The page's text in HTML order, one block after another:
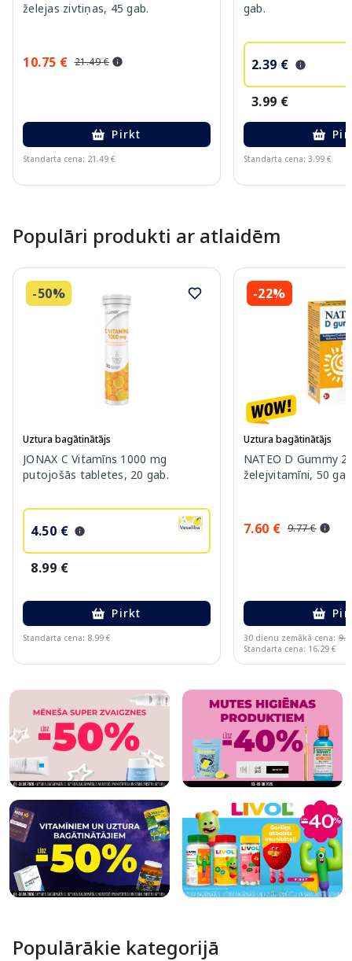
želejas zivtiņas, 45 gab.
10.75 € 21.49 €
Pirkt
Standarta cena: 21.49 €
gab.
2.39 €
3.99 €
Standarta cena: 3.99 €
Populāri produkti ar atlaidēm
-50%
Uztura bagātinātājs
JONAX C Vitamīns 1000 mg
putojošās tabletes, 20 gab.
4.50 €
8.99 €
Pirkt
Standarta cena: 8.99 €
-22%
Uztura bagātinātājs
NATEO D Gummy
želejvitamīni, 50
7.60 € 9.77 €
30 dienu zemākā cena:
Standarta cena: 16.29 €
Populārākie kategorijā